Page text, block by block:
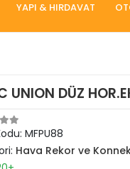
YAPI & HIRDAVAT
UNION DÜZ
MFPU88
Hava Rekor ve